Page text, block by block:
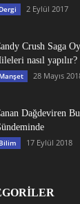
Dergi 2 Eylül 2017
Crush Saga
nasıl yapılır?
Manşet 28 Mayıs
Dağdeviren
Bilim 17 Eylül 2018